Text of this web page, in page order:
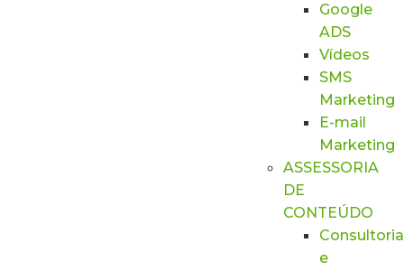
Google
ADS
Vídeos
SMS
Marketing
E-mail
Marketing
ASSESSORIA
DE
CONTEÚDO
Consultoria
e